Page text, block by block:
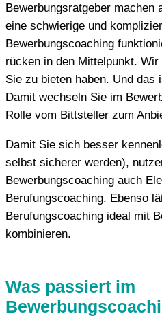
Bewerbungsratgeber machen
eine schwierige und
Bewerbungscoaching
rücken in den Mittelpunkt.
Sie zu bieten haben. Und das
Damit wechseln Sie im
Rolle vom Bittsteller zum
Damit Sie sich besser
selbst sicherer werden),
Bewerbungscoaching auch
Berufungscoaching. Ebenso
Berufungscoaching ideal mit
kombinieren.
Was passiert im